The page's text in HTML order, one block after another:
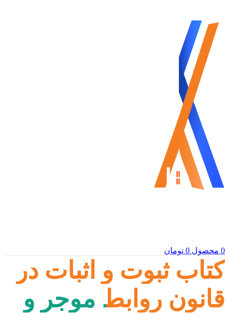
0 محصول 0 تومان
کتاب ثبوت و اثبات در
قانون روابط موجر و